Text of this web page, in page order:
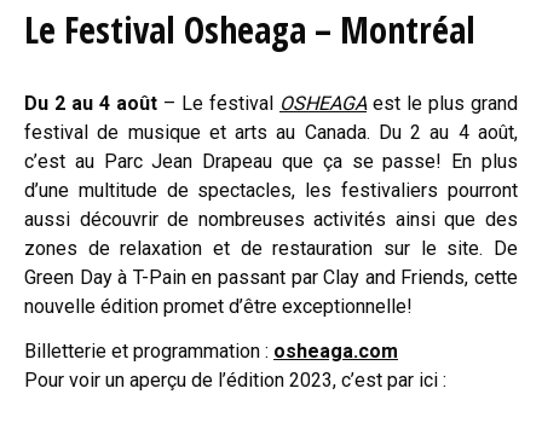
Le Festival Osheaga – Montréal
Du 2 au 4 août – Le festival OSHEAGAest le plus grand
festival de musique et arts au Canada. Du 2 au 4 août,
c’est au Parc Jean Drapeau que ça se passe! En plus
d’une multitude de spectacles, les festivaliers pourront
aussi découvrir de nombreuses activités ainsi que des
zones de relaxation et de restauration sur le site. De
Green Day à T-Pain en passant par Clay and Friends, cette
nouvelle édition promet d’être exceptionnelle!
Billetterie et programmation : osheaga.com
Pour voir un aperçu de l’édition 2023, c’est par ici :